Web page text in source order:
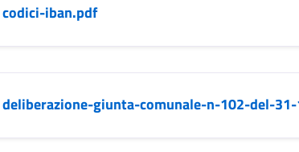
codici-iban.pdf
deliberazione-giunta-comunale-n-102-del-